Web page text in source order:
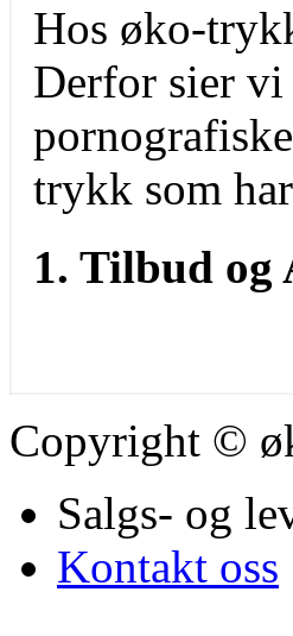
Hos øko-
Derfor sier
trykk som
1. Tilbud og
Tilbud er
tilbudets
trykksak
årsaker
Copyright ©
Salgs- og
Kontakt oss